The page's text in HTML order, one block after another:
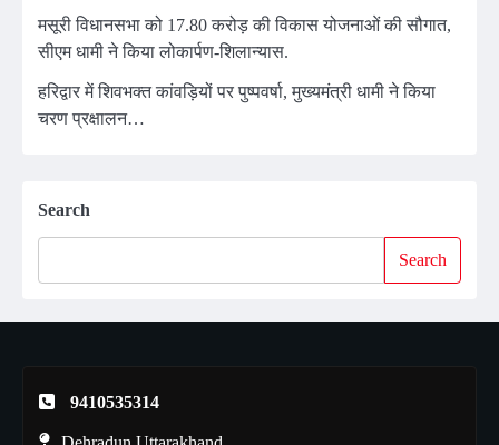
मसूरी विधानसभा को 17.80 करोड़ की विकास योजनाओं की सौगात,
सीएम धामी ने किया लोकार्पण-शिलान्यास.
हरिद्वार में शिवभक्त कांवड़ियों पर पुष्पवर्षा, मुख्यमंत्री धामी ने किया
चरण प्रक्षालन…
Search
Search
9410535314